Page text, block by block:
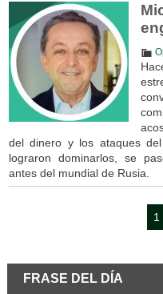
del dinero y los ataques
lograron dominarlos, se
antes del mundial de Rusia.
1
FRASE DEL DÍA